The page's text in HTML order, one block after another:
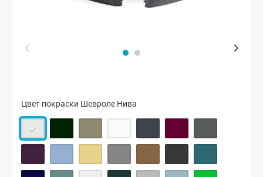
Цвет покраски Шевроле Нива